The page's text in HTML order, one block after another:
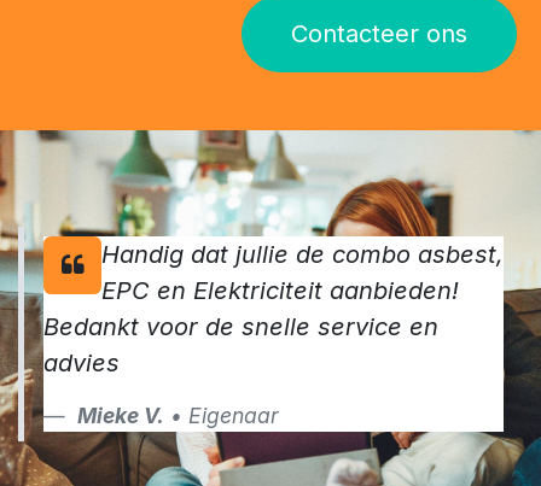
Contacteer ons
Handig dat jullie de combo asbest,
EPC en Elektriciteit aanbieden!
Bedankt voor de snelle service en
advies
Mieke V. • Eigenaar